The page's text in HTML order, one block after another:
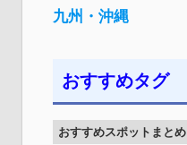
九州・沖縄
おすすめタグ
おすすめスポットまとめ